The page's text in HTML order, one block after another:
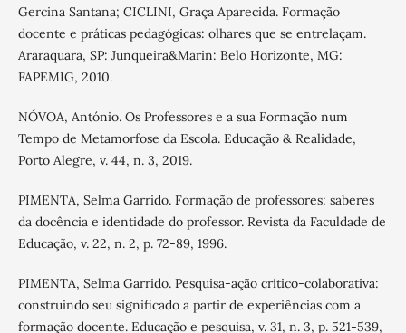
Gercina Santana; CICLINI, Graça Aparecida. Formação
docente e práticas pedagógicas: olhares que se entrelaçam.
Araraquara, SP: Junqueira&Marin: Belo Horizonte, MG:
FAPEMIG, 2010.
NÓVOA, António. Os Professores e a sua Formação num
Tempo de Metamorfose da Escola. Educação & Realidade,
Porto Alegre, v. 44, n. 3, 2019.
PIMENTA, Selma Garrido. Formação de professores: saberes
da docência e identidade do professor. Revista da Faculdade de
Educação, v. 22, n. 2, p. 72-89, 1996.
PIMENTA, Selma Garrido. Pesquisa-ação crítico-colaborativa:
construindo seu significado a partir de experiências com a
formação docente. Educação e pesquisa, v. 31, n. 3, p. 521-539,